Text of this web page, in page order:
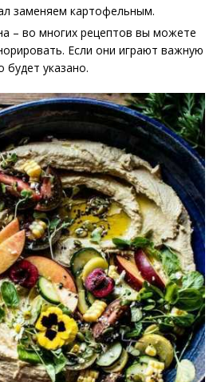
заменяем картофельным.
– во многих рецептов вы можете
Если они играют важную
будет указано.